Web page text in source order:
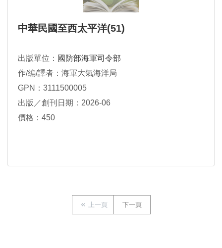
中華民國至西太平洋(51)
出版單位： 國防部海軍司令部
作/編/譯者：海軍大氣海洋局
GPN：3111500005
出版／創刊日期：2026-06
價格：450
上一頁 下一頁